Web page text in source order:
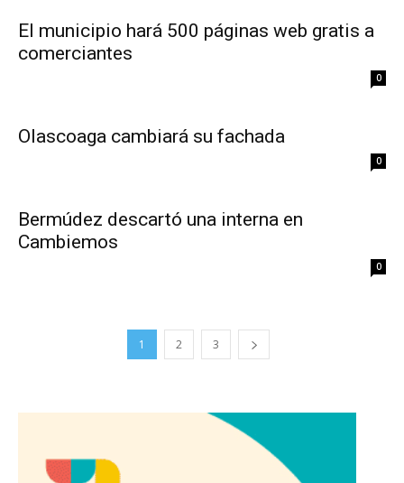
El municipio hará 500 páginas web gratis a
comerciantes
0
Olascoaga cambiará su fachada
0
Bermúdez descartó una interna en
Cambiemos
0
1 2 3